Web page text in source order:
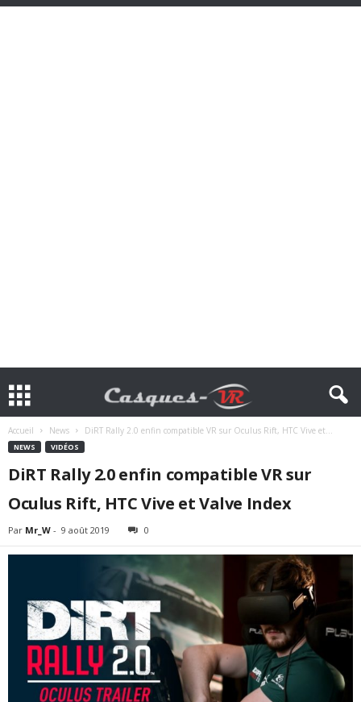
Accueil News DiRT Rally 2.0 enfin compatible VR sur Oculus Rift, HTC Vive et...
NEWS VIDÉOS
DiRT Rally 2.0 enfin compatible VR sur
Oculus Rift, HTC Vive et Valve Index
Par Mr_W - 9 août 2019 0